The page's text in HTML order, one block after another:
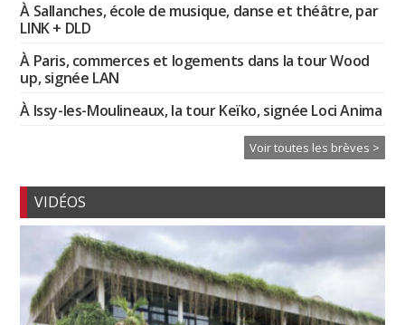
À Sallanches, école de musique, danse et théâtre, par
LINK + DLD
À Paris, commerces et logements dans la tour Wood
up, signée LAN
À Issy-les-Moulineaux, la tour Keïko, signée Loci Anima
Voir toutes les brèves >
VIDÉOS